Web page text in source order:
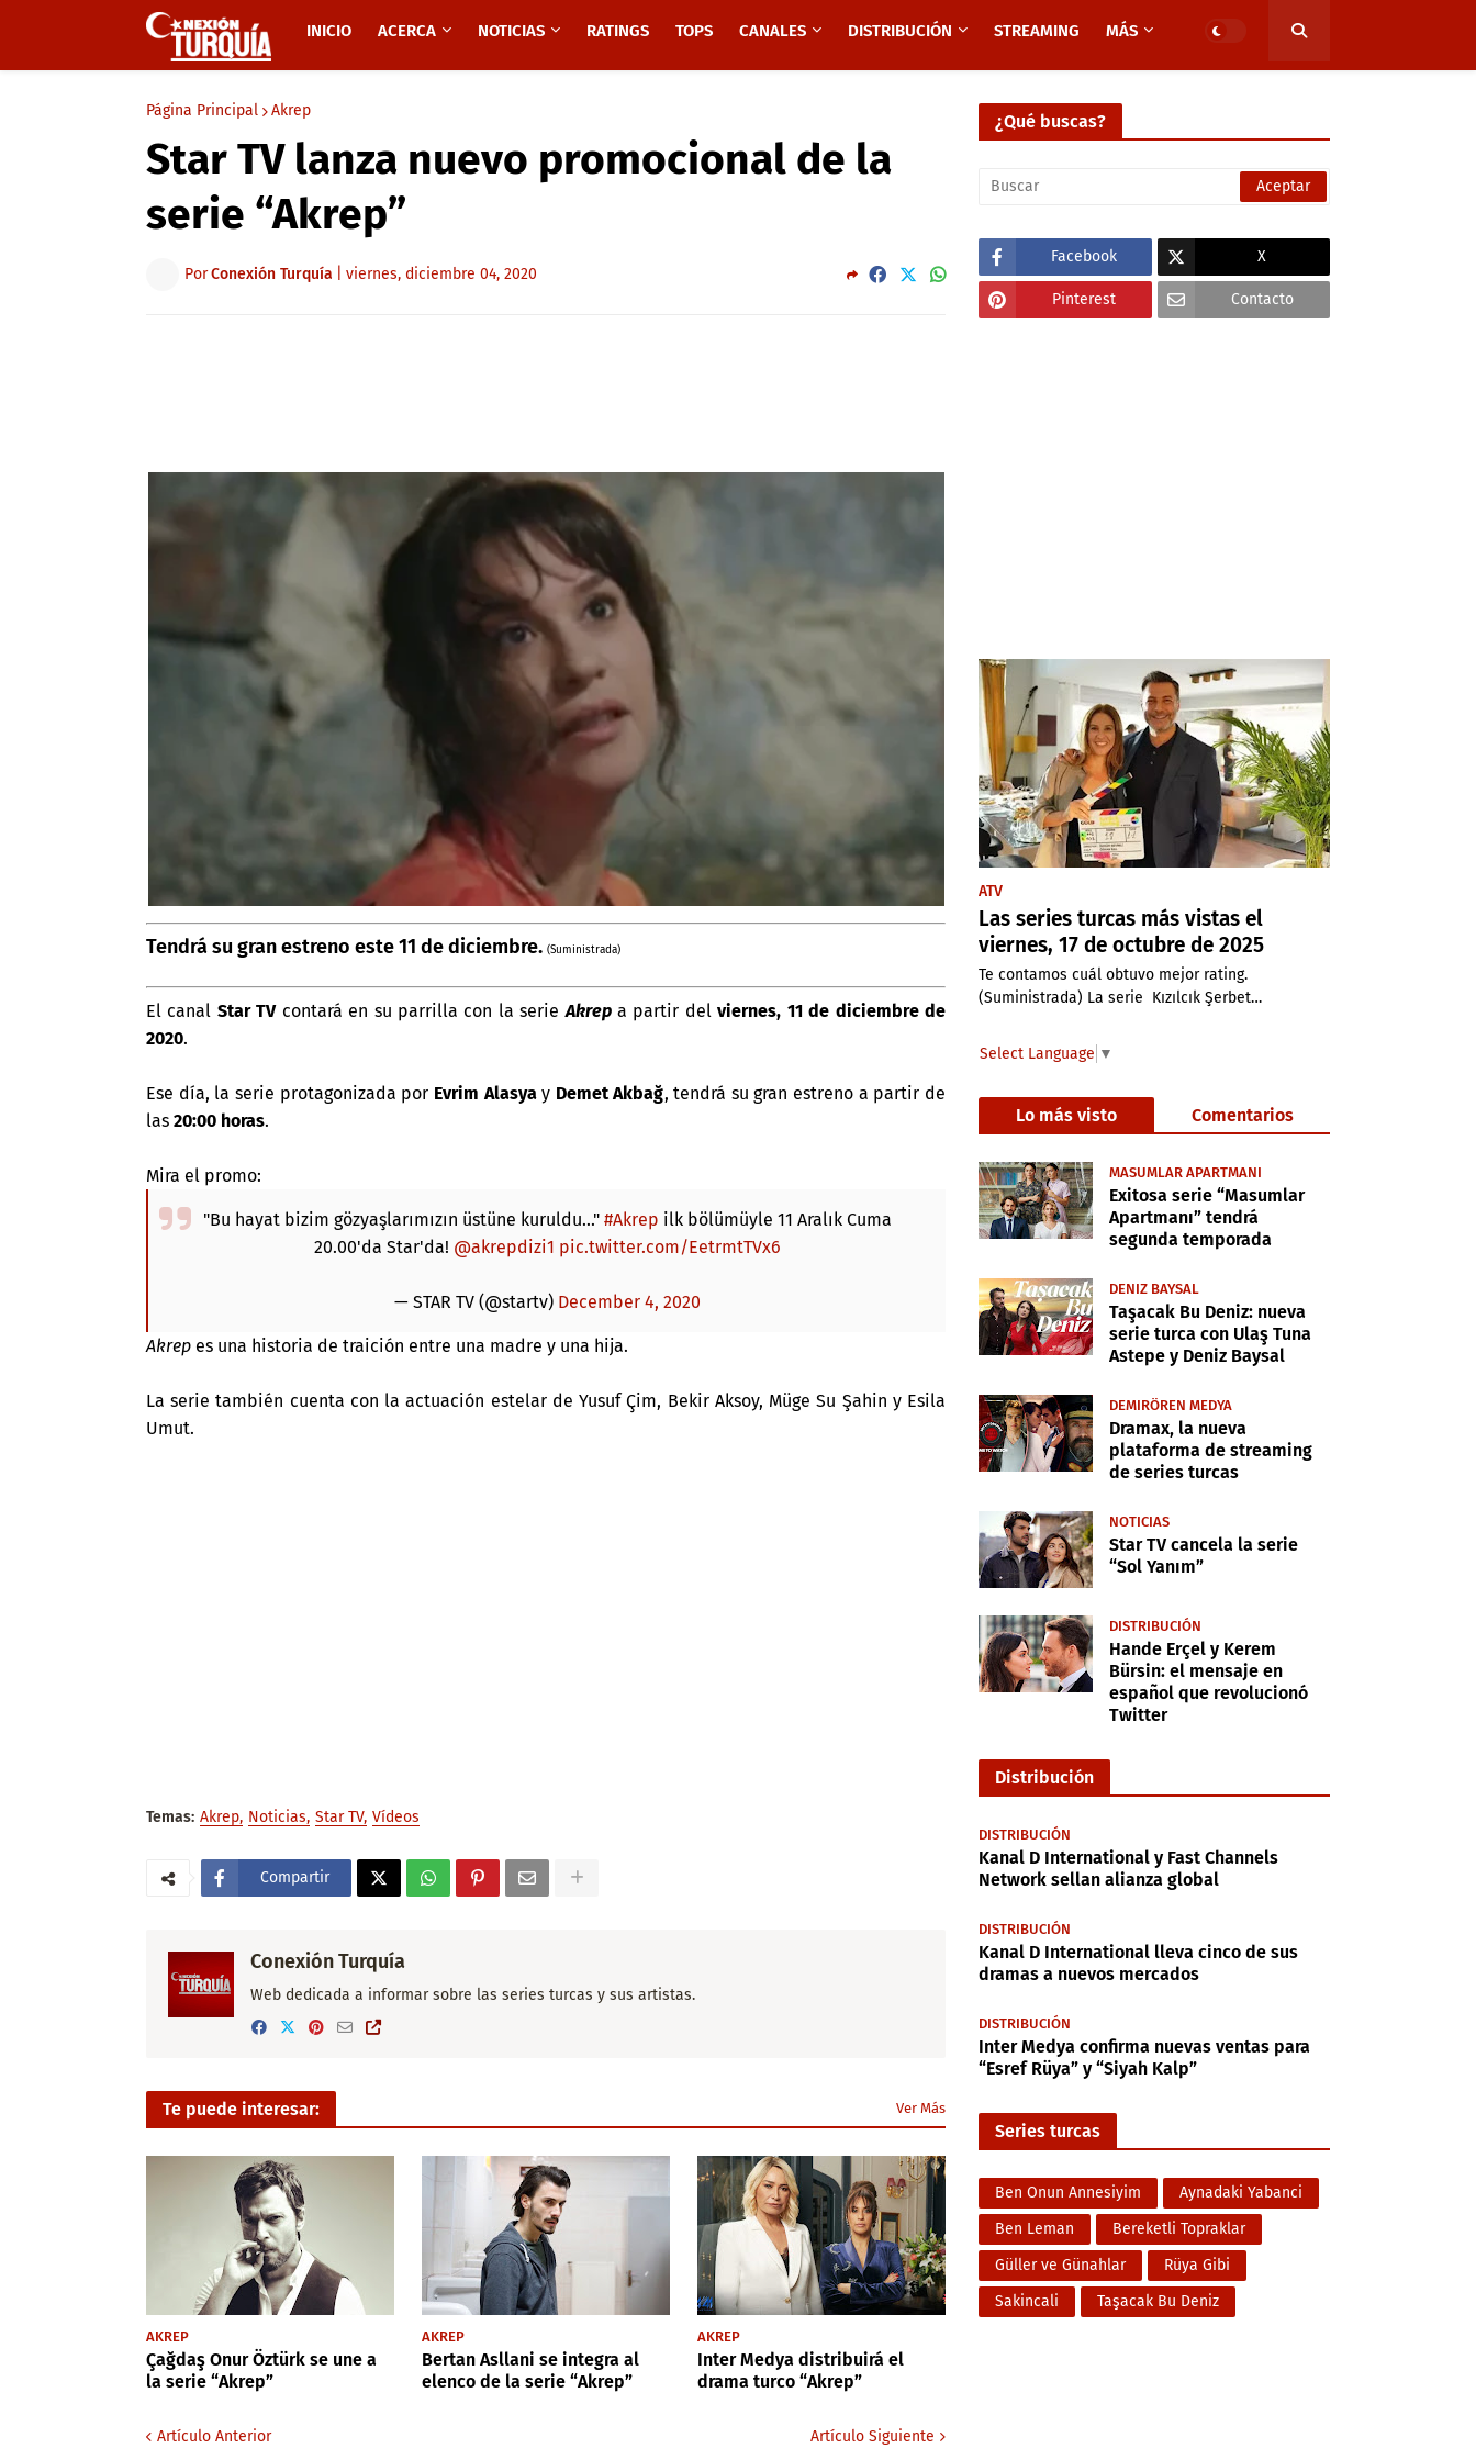
INICIO ACERCA NOTICIAS RATINGS TOPS CANALES DISTRIBUCIÓN STREAMING MÁS
Página Principal Akrep
Star TV lanza nuevo promocional de la
serie “Akrep”
PorConexión Turquía viernes, diciembre 04, 2020
Tendrá su gran estreno este 11 de diciembre. (Suministrada)
El canal Star TVcontará en su parrilla con la serieAkrepa partir delviernes, 11 de diciembre de
2020.
Ese día, la serie protagonizada por Evrim Alasyay Demet Akbağ, tendrá su gran estreno a partir de
las 20:00 horas.
Mira el promo:
"Bu hayat bizim gözyaşlarımızın üstüne kuruldu..." #Akrep ilk bölümüyle 11 Aralık Cuma
20.00'da Star'da! @akrepdizi1 pic.twitter.com/EetrmtTVx6
— STAR TV (@startv) December 4, 2020
Akrep es una historia de traición entre una madre y una hija.
La serie también cuenta con la actuación estelar de Yusuf Çim, Bekir Aksoy, Müge Su Şahin y Esila
Umut.
Temas: Akrep Noticias Star TV Vídeos
Compartir
Conexión Turquía
Web dedicada a informar sobre las series turcas y sus artistas.
Te puede interesar: Ver Más
AKREP
Çağdaş Onur Öztürk se une a
la serie “Akrep”
AKREP
Bertan Asllani se integra al
elenco de la serie “Akrep”
AKREP
Inter Medya distribuirá el
drama turco “Akrep”
Artículo Anterior Artículo Siguiente
¿Qué buscas?
Facebook X
Pinterest Contacto
ATV
Las series turcas más vistas el
viernes, 17 de octubre de 2025
Te contamos cuál obtuvo mejor rating.
(Suministrada) La serie Kızılcık Şerbet…
Select Language ▼
Lo más visto Comentarios
MASUMLAR APARTMANI
Exitosa serie “Masumlar
Apartmanı” tendrá
segunda temporada
DENIZ BAYSAL
Taşacak Bu Deniz: nueva
serie turca con Ulaş Tuna
Astepe y Deniz Baysal
DEMIRÖREN MEDYA
Dramax, la nueva
plataforma de streaming
de series turcas
NOTICIAS
Star TV cancela la serie
“Sol Yanım”
DISTRIBUCIÓN
Hande Erçel y Kerem
Bürsin: el mensaje en
español que revolucionó
Twitter
Distribución
DISTRIBUCIÓN
Kanal D International y Fast Channels
Network sellan alianza global
DISTRIBUCIÓN
Kanal D International lleva cinco de sus
dramas a nuevos mercados
DISTRIBUCIÓN
Inter Medya confirma nuevas ventas para
“Esref Rüya” y “Siyah Kalp”
Series turcas
Ben Onun Annesiyim
Aynadaki Yabanci
Ben Leman
Bereketli Topraklar
Güller ve Günahlar
Rüya Gibi
Sakincali
Taşacak Bu Deniz